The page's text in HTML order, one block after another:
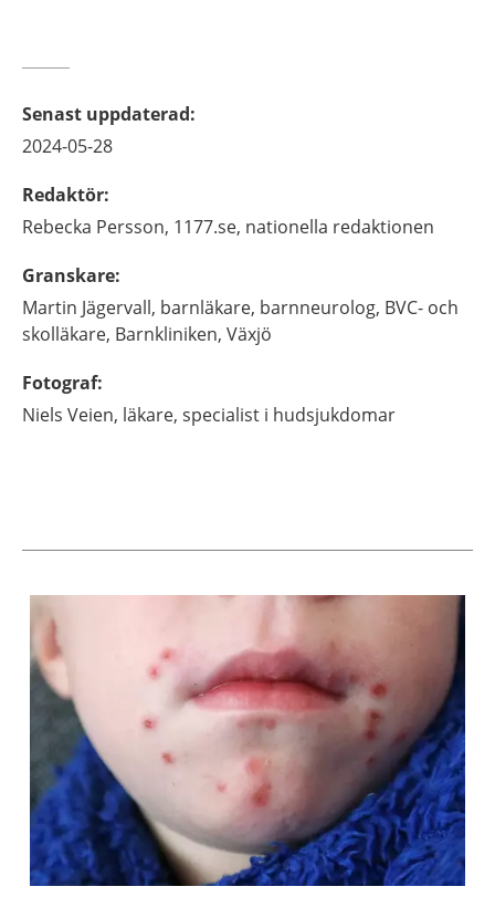
Senast uppdaterad:
2024-05-28
Redaktör:
Rebecka Persson, 1177.se, nationella redaktionen
Granskare:
Martin Jägervall, barnläkare, barnneurolog, BVC- och
skolläkare, Barnkliniken, Växjö
Fotograf:
Niels Veien, läkare, specialist i hudsjukdomar
Aktuella artiklar